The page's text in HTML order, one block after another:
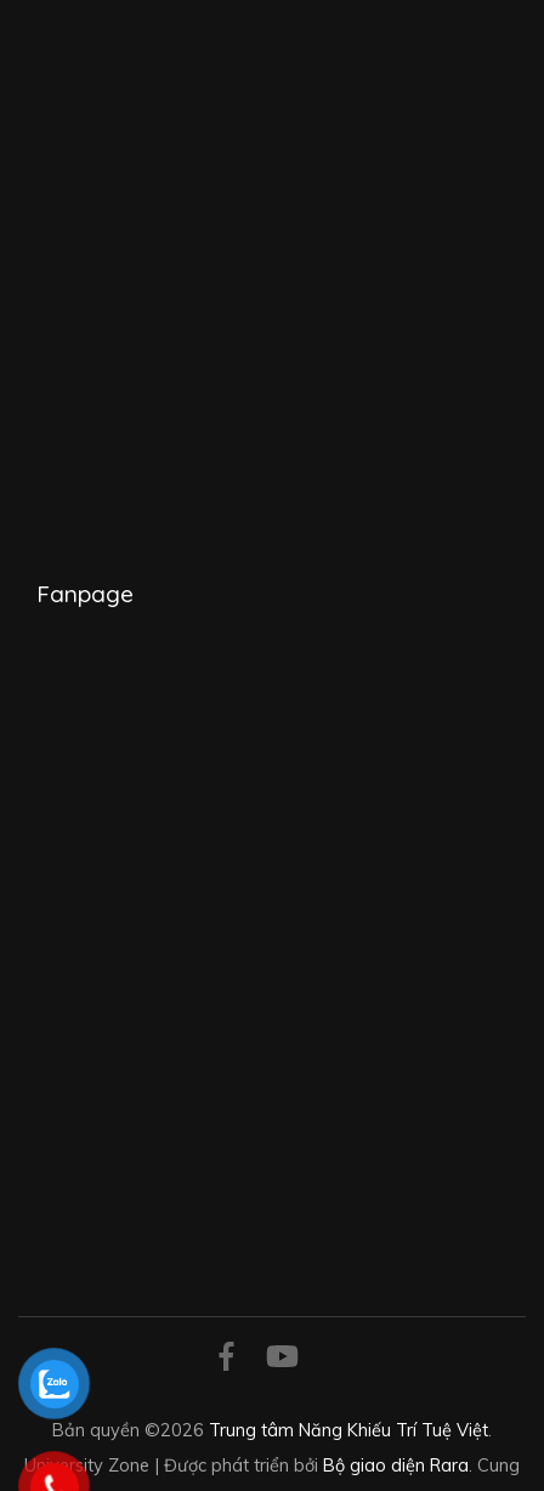
Fanpage
Bản quyền ©2026 Trung tâm Năng Khiếu Trí Tuệ Việt
University Zone | Được phát triển bởi Bộ giao diện Rara . Cung